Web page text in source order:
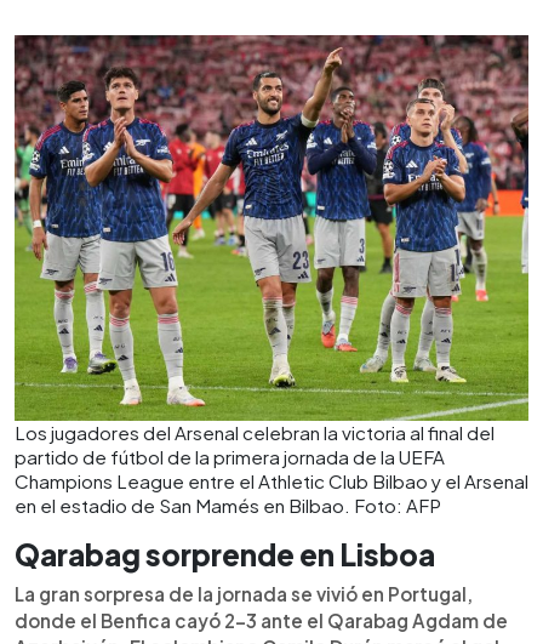
Los jugadores del Arsenal celebran la victoria al final del
partido de fútbol de la primera jornada de la UEFA
Champions League entre el Athletic Club Bilbao y el Arsenal
en el estadio de San Mamés en Bilbao. Foto: AFP
Qarabag sorprende en Lisboa
La gran sorpresa de la jornada se vivió en Portugal,
donde el Benfica cayó 2-3 ante el Qarabag Agdam de